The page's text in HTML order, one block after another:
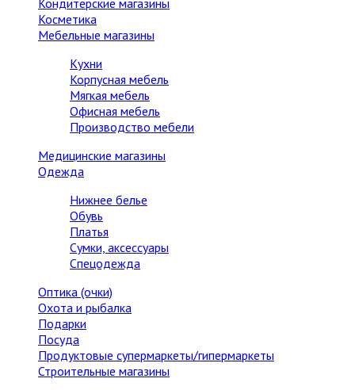
Кондитерские магазины
Косметика
Мебельные магазины
Кухни
Корпусная мебель
Мягкая мебель
Офисная мебель
Производство мебели
Медицинские магазины
Одежда
Нижнее белье
Обувь
Платья
Сумки, аксессуары
Спецодежда
Оптика (очки)
Охота и рыбалка
Подарки
Посуда
Продуктовые супермаркеты/гипермаркеты
Строительные магазины